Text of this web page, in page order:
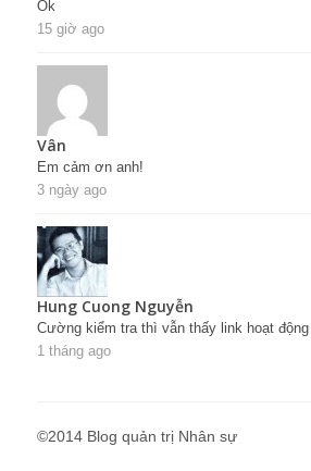
Ok
15 giờ ago
Vân
Em cảm ơn anh!
3 ngày ago
Hung Cuong Nguyễn
Cường kiểm tra thì vẫn thấy link hoạt động
1 tháng ago
©2014 Blog quản trị Nhân sự